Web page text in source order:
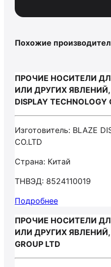
Похожие
ПРОЧИЕ НОСИТЕЛИ
ИЛИ ДРУГИХ ЯВЛЕНИЙ,
DISPLAY TECHNOLOGY
Изготовитель: BLAZE
CO.LTD
Страна: Китай
ТНВЭД: 8524110019
Подробнее
ПРОЧИЕ НОСИТЕЛИ
ИЛИ ДРУГИХ ЯВЛЕНИЙ,
GROUP LTD